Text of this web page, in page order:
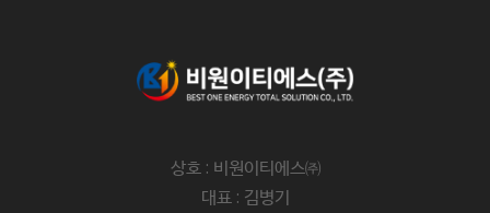
상호 : 비원이티에스㈜
대표 : 김병기